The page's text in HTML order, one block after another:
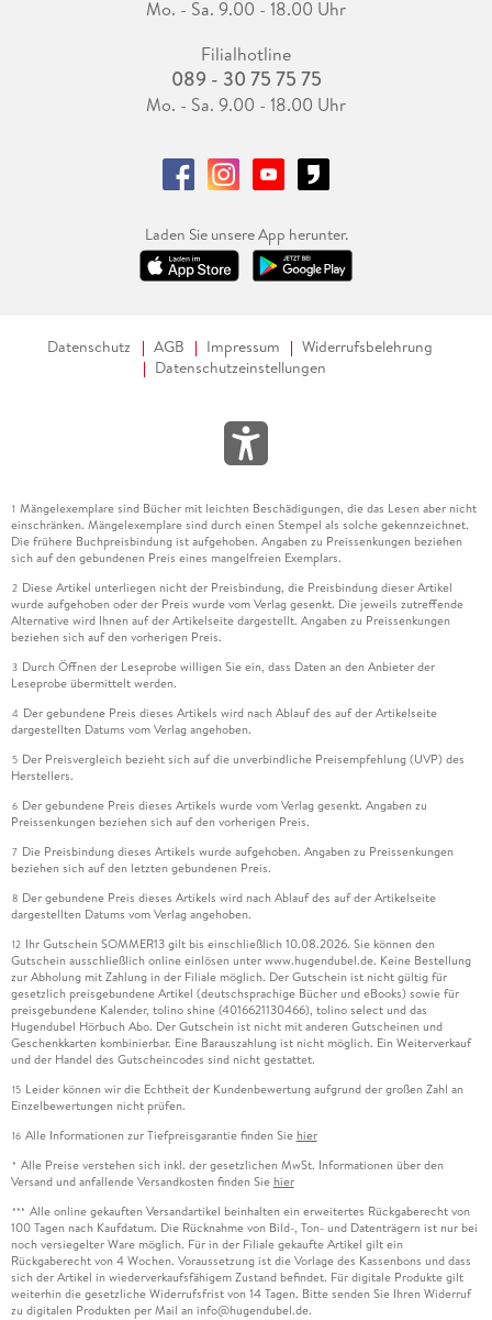
Mo. - Sa. 9.00 - 18.00 Uhr
Filialhotline
089 - 30 75 75 75
Mo. - Sa. 9.00 - 18.00 Uhr
Laden Sie unsere App herunter.
Datenschutz AGB Impressum
Widerrufsbelehrung
Datenschutzeinstellungen
1 Mängelexemplare sind Bücher mit leichten Beschädigungen, die das Lesen aber nicht
einschränken. Mängelexemplare sind durch einen Stempel als solche gekennzeichnet.
Die frühere Buchpreisbindung ist aufgehoben. Angaben zu Preissenkungen beziehen
sich auf den gebundenen Preis eines mangelfreien Exemplars.
2 Diese Artikel unterliegen nicht der Preisbindung, die Preisbindung dieser Artikel
wurde aufgehoben oder der Preis wurde vom Verlag gesenkt. Die jeweils zutreffende
Alternative wird Ihnen auf der Artikelseite dargestellt. Angaben zu Preissenkungen
beziehen sich auf den vorherigen Preis.
3 Durch Öffnen der Leseprobe willigen Sie ein, dass Daten an den Anbieter der
Leseprobe übermittelt werden.
4 Der gebundene Preis dieses Artikels wird nach Ablauf des auf der Artikelseite
dargestellten Datums vom Verlag angehoben.
5 Der Preisvergleich bezieht sich auf die unverbindliche Preisempfehlung (UVP) des
Herstellers.
6 Der gebundene Preis dieses Artikels wurde vom Verlag gesenkt. Angaben zu
Preissenkungen beziehen sich auf den vorherigen Preis.
7 Die Preisbindung dieses Artikels wurde aufgehoben. Angaben zu Preissenkungen
beziehen sich auf den letzten gebundenen Preis.
8 Der gebundene Preis dieses Artikels wird nach Ablauf des auf der Artikelseite
dargestellten Datums vom Verlag angehoben.
12 Ihr Gutschein SOMMER13 gilt bis einschließlich 10.08.2026. Sie können den
Gutschein ausschließlich online einlösen unter www.hugendubel.de. Keine Bestellung
zur Abholung mit Zahlung in der Filiale möglich. Der Gutschein ist nicht gültig für
gesetzlich preisgebundene Artikel (deutschsprachige Bücher und eBooks) sowie für
preisgebundene Kalender, tolino shine (4016621130466), tolino select und das
Hugendubel Hörbuch Abo. Der Gutschein ist nicht mit anderen Gutscheinen und
Geschenkkarten kombinierbar. Eine Barauszahlung ist nicht möglich. Ein Weiterverkauf
und der Handel des Gutscheincodes sind nicht gestattet.
15 Leider können wir die Echtheit der Kundenbewertung aufgrund der großen Zahl an
Einzelbewertungen nicht prüfen.
16 Alle Informationen zur Tiefpreisgarantie finden Sie hier
* Alle Preise verstehen sich inkl. der gesetzlichen MwSt. Informationen über den
Versand und anfallende Versandkosten finden Sie hier
*** Alle online gekauften Versandartikel beinhalten ein erweitertes Rückgaberecht von
100 Tagen nach Kaufdatum. Die Rücknahme von Bild-, Ton- und Datenträgern ist nur bei
noch versiegelter Ware möglich. Für in der Filiale gekaufte Artikel gilt ein
Rückgaberecht von 4 Wochen. Voraussetzung ist die Vorlage des Kassenbons und dass
sich der Artikel in wiederverkaufsfähigem Zustand befindet. Für digitale Produkte gilt
weiterhin die gesetzliche Widerrufsfrist von 14 Tagen. Bitte senden Sie Ihren Widerruf
zu digitalen Produkten per Mail an info@hugendubel.de.